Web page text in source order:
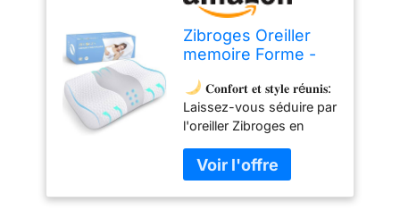
Zibroges Oreiller
memoire Forme -
Ergonomique
Dormeurs sur Le
Côté/Dos/Ventre,
Housse de Oreillers
Lavable,Nouvelle
Mise à Niveau&Gris
𝐂𝐨𝐧𝐟𝐨𝐫𝐭 𝐞𝐭 𝐬𝐭𝐲𝐥𝐞 𝐫é𝐮𝐧𝐢𝐬:
Laissez-vous séduire par
l'oreiller Zibroges en
forme, conçu en
Allemagne avec
élégance. Ce coussin,